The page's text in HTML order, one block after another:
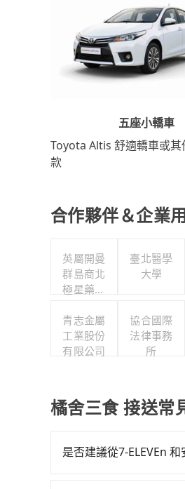
五座小轎車
Toyota Altis 舒適轎車或其
款
合作夥伴＆企業
英屬開曼
群島商北
極星藥業
有限公司
臺北醫學
大學
青志金屬
工業股份
有限公司
協合國際
法律事務
所
橘舍三食 接送常
是否建議從7-ELEVEn